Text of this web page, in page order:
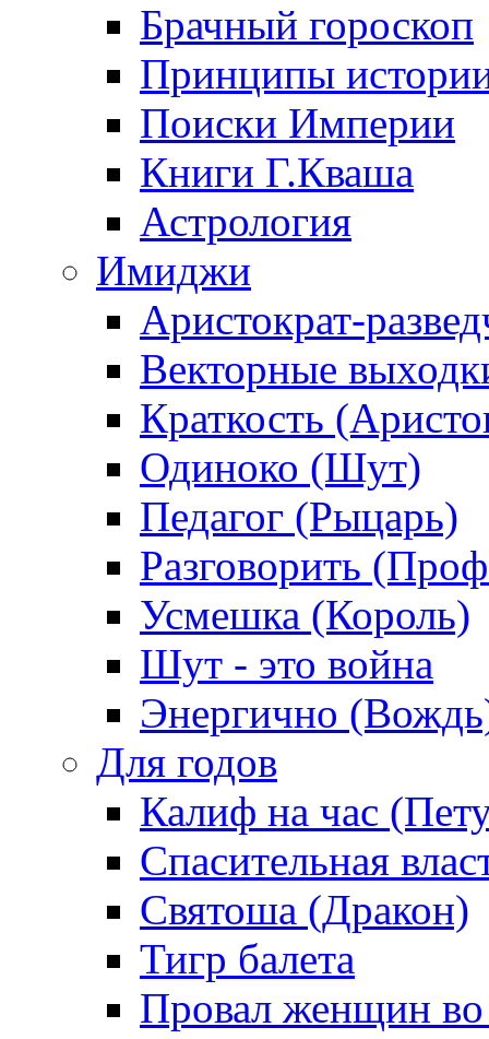
Брачный гороскоп
Принципы
Поиски Империи
Книги Г.Кваша
Астрология
Имиджи
Аристократ-
Векторные
Краткость
Одиноко (Шут)
Педагог (Рыцарь)
Разговорить
Усмешка (Король)
Шут - это война
Энергично
Для годов
Калиф на час
Спасительная
Святоша (Дракон)
Тигр балета
Провал женщин во